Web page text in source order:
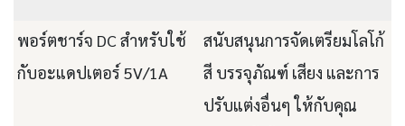
พอร์ตชาร์จ DC สำหรับใช้
กับอะแดปเตอร์ 5V/1A
สนับสนุนการจัดเตรียมโลโก้
สี บรรจุภัณฑ์ เสียง และการ
ปรับแต่งอื่นๆ ให้กับคุณ